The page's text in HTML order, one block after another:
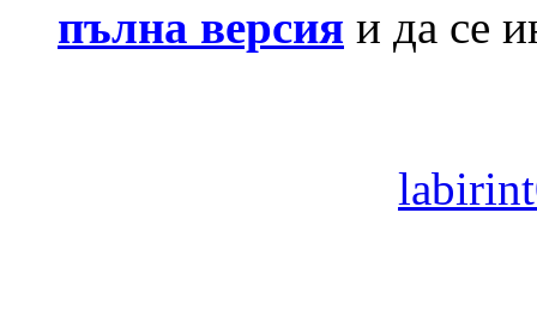
пълна версия и да се